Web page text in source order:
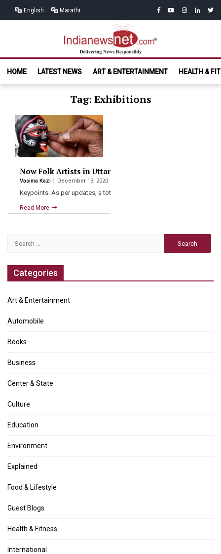
English Marathi facebook
youtubeinstagram
linkedin
India News
Net.com
HOME
LATEST NEWS ART & ENTERTAINMENT HEALTH &
Tag: Exhibitions
Now Folk Artists in Uttar Pradesh to Get Scholarship
Vasima Kazi December 13, 2020
Keypoints: As per updates, a total of six artists will…
Read More
Categories
Art & Entertainment
Automobile
Books
Business
Center & State
Culture
Education
Environment
Explained
Food & Lifestyle
Guest Blogs
Health & Fitness
International